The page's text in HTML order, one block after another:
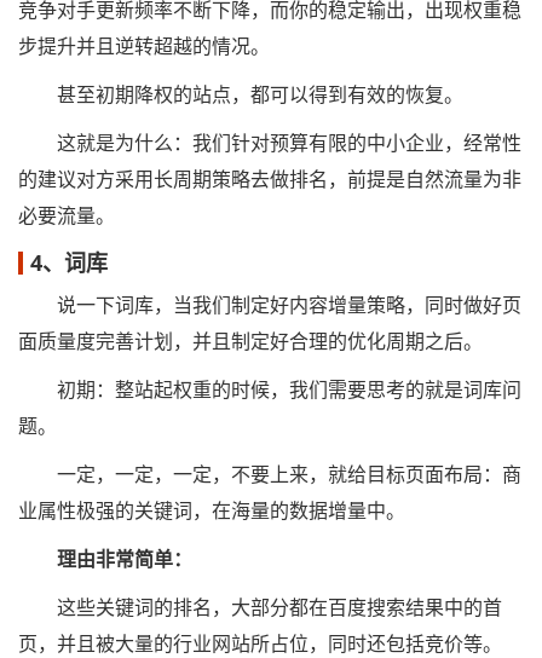
竞争对手更新频率不断下降，而你的稳定输出，出现权重稳
步提升并且逆转超越的情况。
甚至初期降权的站点，都可以得到有效的恢复。
这就是为什么：我们针对预算有限的中小企业，经常性
的建议对方采用长周期策略去做排名，前提是自然流量为非
必要流量。
4、词库
说一下词库，当我们制定好内容增量策略，同时做好页
面质量度完善计划，并且制定好合理的优化周期之后。
初期：整站起权重的时候，我们需要思考的就是词库问
题。
一定，一定，一定，不要上来，就给目标页面布局：商
业属性极强的关键词，在海量的数据增量中。
理由非常简单：
这些关键词的排名，大部分都在百度搜索结果中的首
页，并且被大量的行业网站所占位，同时还包括竞价等。